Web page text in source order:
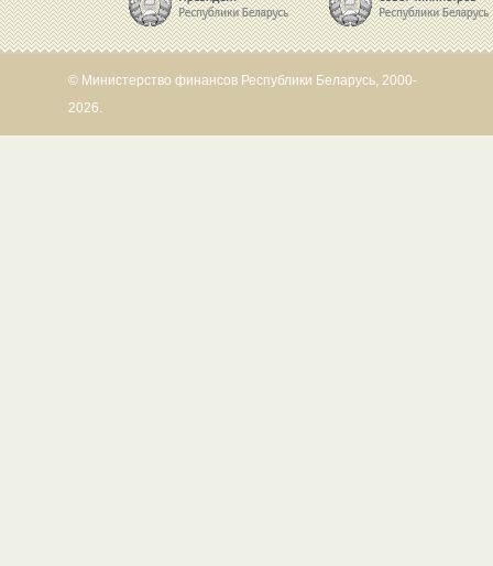
© Министерство финансов Республики Беларусь, 2000-
2026.